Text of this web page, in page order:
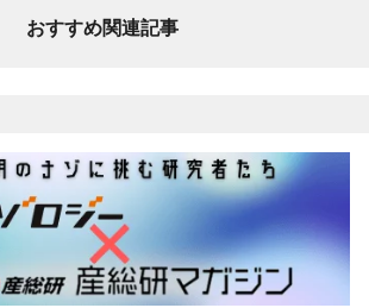
おすすめ関連記事